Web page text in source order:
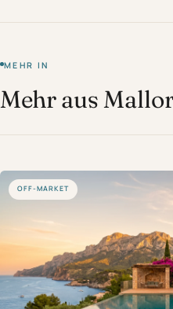
MEHR IN
Mehr aus
OFF-MARKET